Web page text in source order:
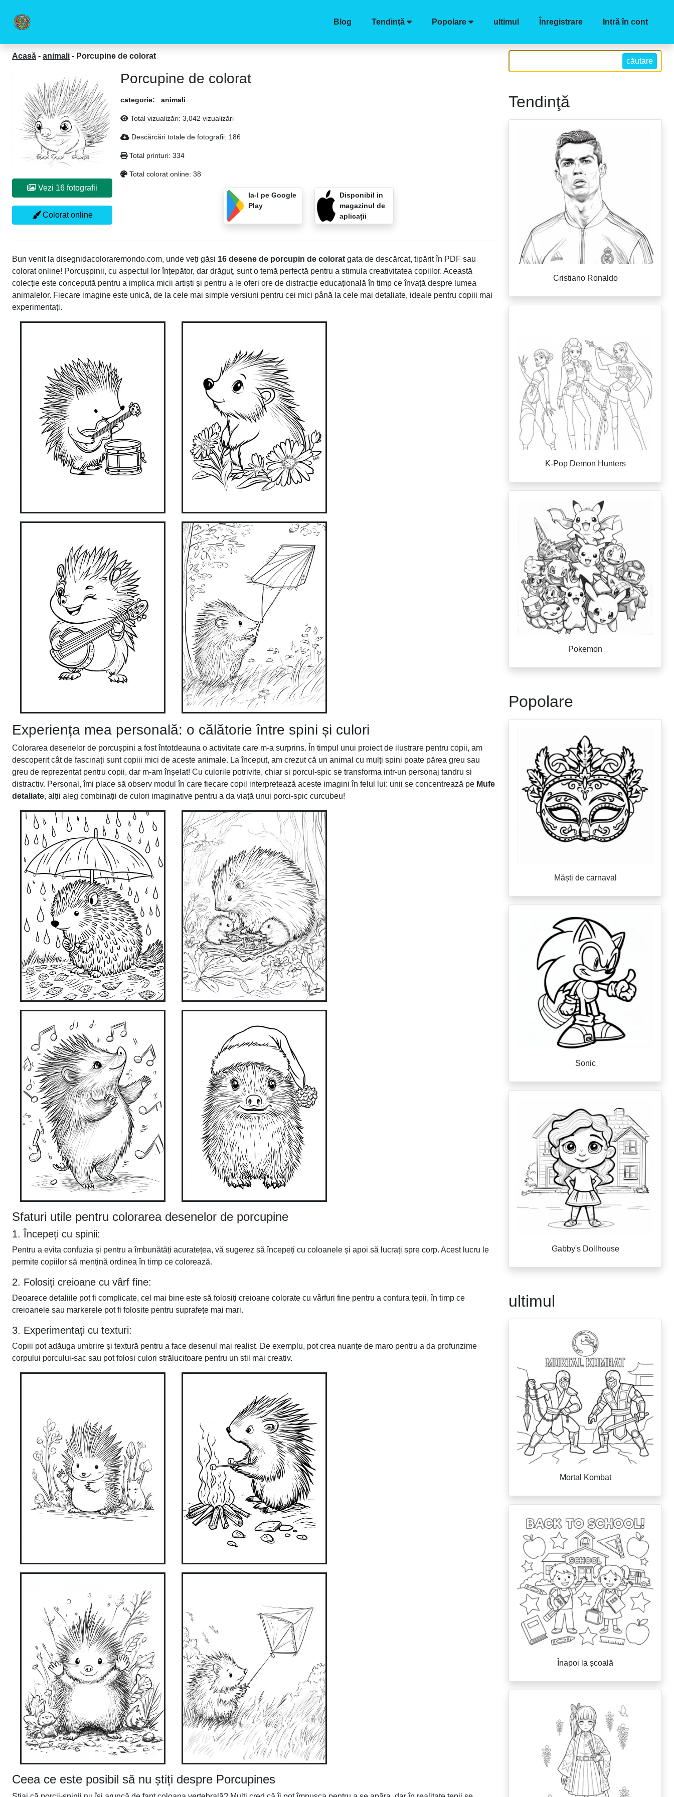
Blog Tendinţă Popolare ultimul Înregistrare Intră în cont
Acasă - animali - Porcupine de colorat
Vezi 16 fotografii
Colorat online
Porcupine de colorat
categorie: animali
Total vizualizări: 3,042 vizualizări
Descărcări totale de fotografii: 186
Total printuri: 334
Total colorat online: 38
Ia-l pe Google
Play
Disponibil in
magazinul de
aplicații
Bun venit la disegnidacoloraremondo.com, unde veți găsi 16 desene de porcupin de colorat gata de descărcat, tipărit în PDF sau
colorat online! Porcușpinii, cu aspectul lor înțepător, dar drăguț, sunt o temă perfectă pentru a stimula creativitatea copiilor. Această
colecție este concepută pentru a implica micii artiști și pentru a le oferi ore de distracție educațională în timp ce învață despre lumea
animalelor. Fiecare imagine este unică, de la cele mai simple versiuni pentru cei mici până la cele mai detaliate, ideale pentru copiii mai
experimentați.
Experiența mea personală: o călătorie între spini și culori
Colorarea desenelor de porcușpini a fost întotdeauna o activitate care m-a surprins. În timpul unui proiect de ilustrare pentru copii, am
descoperit cât de fascinați sunt copiii mici de aceste animale. La început, am crezut că un animal cu mulți spini poate părea greu sau
greu de reprezentat pentru copii, dar m-am înșelat! Cu culorile potrivite, chiar si porcul-spic se transforma intr-un personaj tandru si
distractiv. Personal, îmi place să observ modul în care fiecare copil interpretează aceste imagini în felul lui: unii se concentrează pe Mufe
detaliate, alții aleg combinații de culori imaginative pentru a da viață unui porci-spic curcubeu!
Sfaturi utile pentru colorarea desenelor de porcupine
1. Începeți cu spinii:
Pentru a evita confuzia și pentru a îmbunătăți acuratețea, vă sugerez să începeți cu coloanele și apoi să lucrați spre corp. Acest lucru le
permite copiilor să mențină ordinea în timp ce colorează.
2. Folosiți creioane cu vârf fine:
Deoarece detaliile pot fi complicate, cel mai bine este să folosiți creioane colorate cu vârfuri fine pentru a contura țepii, în timp ce
creioanele sau markerele pot fi folosite pentru suprafețe mai mari.
3. Experimentați cu texturi:
Copiii pot adăuga umbrire și textură pentru a face desenul mai realist. De exemplu, pot crea nuanțe de maro pentru a da profunzime
corpului porcului-sac sau pot folosi culori strălucitoare pentru un stil mai creativ.
Ceea ce este posibil să nu știți despre Porcupines
căutare
Tendinţă
Cristiano Ronaldo
K-Pop Demon Hunters
Pokemon
Popolare
Măști de carnaval
Sonic
Gabby's Dollhouse
ultimul
Mortal Kombat
Înapoi la școală